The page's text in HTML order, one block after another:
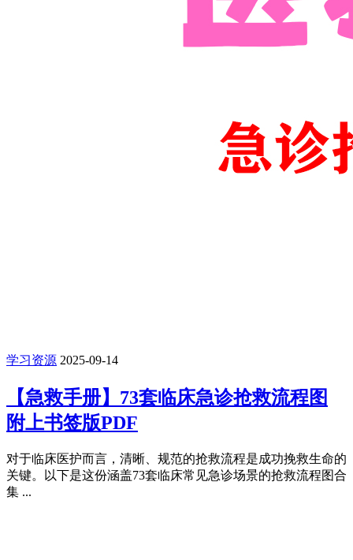
学习资源 2025-09-14
【急救手册】73套临床急诊抢救流程图
附上书签版PDF
对于临床医护而言，清晰、规范的抢救流程是成功挽救生命的
关键。以下是这份涵盖73套临床常见急诊场景的抢救流程图合
集 ...